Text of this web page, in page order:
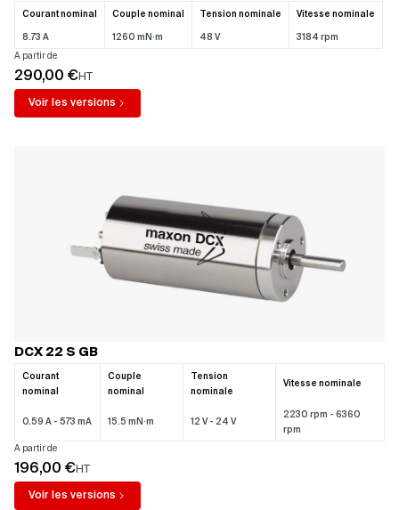
Courant nominal Couple nominal Tension nominale Vitesse nominale
8.73 A 1260 mN·m 48 V 3184 rpm
A partir de
290,00 €HT
Voir les versions
DCX 22 S GB
Courant
nominal
Couple
nominal
Tension
nominale
Vitesse nominale
0.59 A - 573 mA 15.5 mN·m 12 V - 24 V
2230 rpm - 6360
rpm
A partir de
196,00 €HT
Voir les versions